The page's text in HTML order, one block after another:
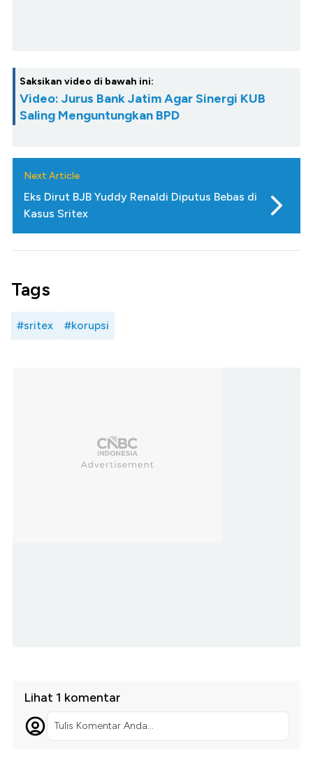
Saksikan video di bawah ini:
Video: Jurus Bank Jatim Agar Sinergi KUB
Saling Menguntungkan BPD
Next Article
Eks Dirut BJB Yuddy Renaldi Diputus Bebas di
Kasus Sritex
Tags
#sritex #korupsi
Lihat 1 komentar
Tulis Komentar Anda...